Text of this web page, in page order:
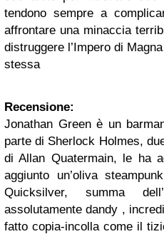
tendono sempre a
affrontare una minaccia
distruggere l’Impero di
stessa
Recensione:
Jonathan Green è un
parte di Sherlock Holmes,
di Allan Quatermain, le ha
aggiunto un’oliva
Quicksilver, summa
assolutamente dandy ,
fatto copia-incolla come il